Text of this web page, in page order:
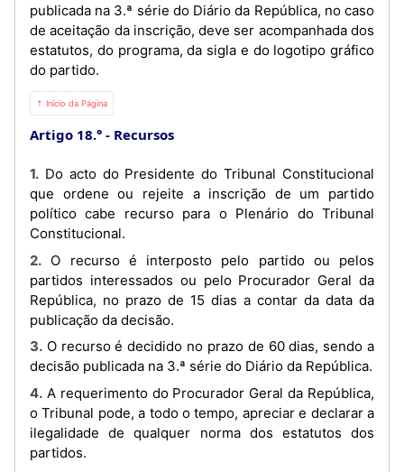
publicada na 3.ª série do Diário da República, no caso
de aceitação da inscrição, deve ser acompanhada dos
estatutos, do programa, da sigla e do logotipo gráfico
do partido.
⇡ Início da Página
Artigo 18.° Recursos
1. Do acto do Presidente do Tribunal Constitucional
que ordene ou rejeite a inscrição de um partido
político cabe recurso para o Plenário do Tribunal
Constitucional.
2. O recurso é interposto pelo partido ou pelos
partidos interessados ou pelo Procurador Geral da
República, no prazo de 15 dias a contar da data da
publicação da decisão.
3. O recurso é decidido no prazo de 60 dias, sendo a
decisão publicada na 3.ª série do Diário da República.
4. A requerimento do Procurador Geral da República,
o Tribunal pode, a todo o tempo, apreciar e declarar a
ilegalidade de qualquer norma dos estatutos dos
partidos.